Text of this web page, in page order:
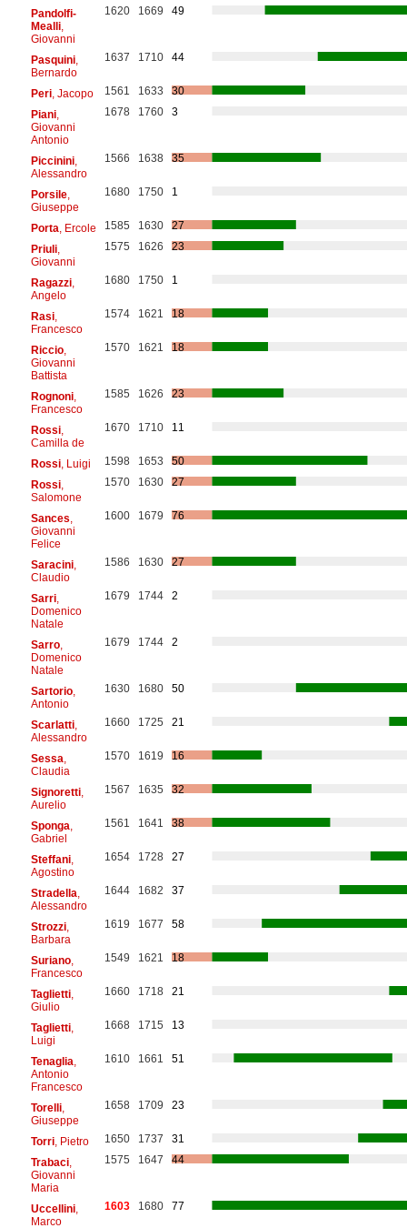
Pandolfi-
Mealli,
Giovanni
1620 1669 49
Pasquini,
Bernardo
1637 1710 44
Peri, Jacopo 1561 1633
30
Piani,
Giovanni
Antonio
1678 1760 3
Piccinini,
Alessandro
1566 1638 35
Porsile,
Giuseppe
1680 1750 1
Porta , Ercole 1585 1630
27
Priuli,
Giovanni
1575 1626 23
Ragazzi,
Angelo
1680 1750 1
Rasi,
Francesco
1574 1621 18
Riccio,
Giovanni
Battista
1570 1621 18
Rognoni,
Francesco
1585 1626 23
Rossi,
Camilla de
1670 1710 11
Rossi, Luigi 1598 1653
50
Rossi,
Salomone
1570 1630 27
Sances
Giovanni
Felice
1600 1679 76
Saracini,
Claudio
1586 1630 27
Sarri,
Domenico
Natale
1679 1744 2
Sarro,
Domenico
Natale
1679 1744 2
Sartorio,
Antonio
1630 1680 50
Scarlatti,
Alessandro
1660 1725 21
Sessa
Claudia
1570 1619 16
Signoretti,
Aurelio
1567 1635 32
Sponga
Gabriel
1561 1641 38
Steffani,
Agostino
1654 1728 27
Stradella
Alessandro
1644 1682 37
Strozzi,
Barbara
1619 1677 58
Suriano,
Francesco
1549 1621 18
Taglietti,
Giulio
1660 1718 21
Taglietti,
Luigi
1668 1715 13
Tenaglia
Antonio
Francesco
1610 1661 51
Torelli,
Giuseppe
1658 1709 23
Torri, Pietro 1650 1737
31
Trabaci,
Giovanni
Maria
1575 1647 44
Uccellini,
Marco
1603 1680 77